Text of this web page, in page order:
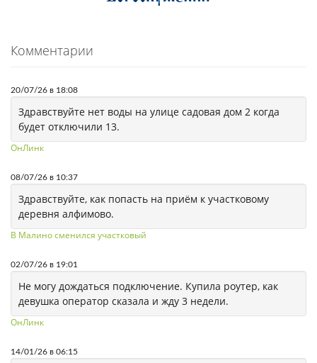
Комментарии
20/07/26 в 18:08
Здравствуйте нет воды на улице садовая дом 2 когда
будет отключили 13.
ОнЛинк
08/07/26 в 10:37
Здравствуйте, как попасть на приём к участковому
деревня алфимово.
В Малино сменился участковый
02/07/26 в 19:01
Не могу дождаться подключение. Купила роутер, как
девушка оператор сказала и жду 3 недели.
ОнЛинк
14/01/26 в 06:15